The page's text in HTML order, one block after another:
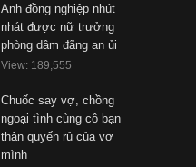
Anh đồng nghiệp nhút
nhát được nữ trưởng
phòng dâm đãng an ủi
View: 189,555
Chuốc say vợ, chồng
ngoại tình cùng cô bạn
thân quyến rủ của vợ
mình